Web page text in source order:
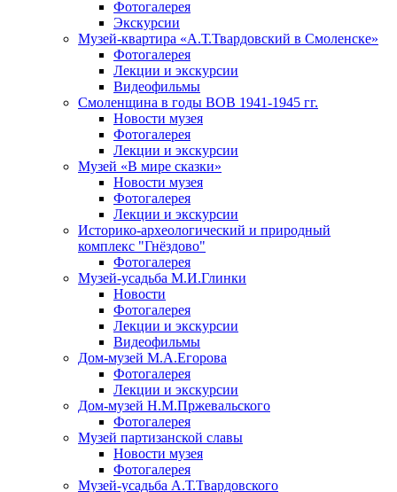
Фотогалерея
Экскурсии
Музей-квартира «А.Т.Твардовский в Смоленске»
Фотогалерея
Лекции и экскурсии
Видеофильмы
Смоленщина в годы ВОВ 1941-1945 гг.
Новости музея
Фотогалерея
Лекции и экскурсии
Музей «В мире сказки»
Новости музея
Фотогалерея
Лекции и экскурсии
Историко-археологический и природный
комплекс "Гнёздово"
Фотогалерея
Музей-усадьба М.И.Глинки
Новости
Фотогалерея
Лекции и экскурсии
Видеофильмы
Дом-музей М.А.Егорова
Фотогалерея
Лекции и экскурсии
Дом-музей Н.М.Пржевальского
Фотогалерея
Музей партизанской славы
Новости музея
Фотогалерея
Музей-усадьба А.Т.Твардовского